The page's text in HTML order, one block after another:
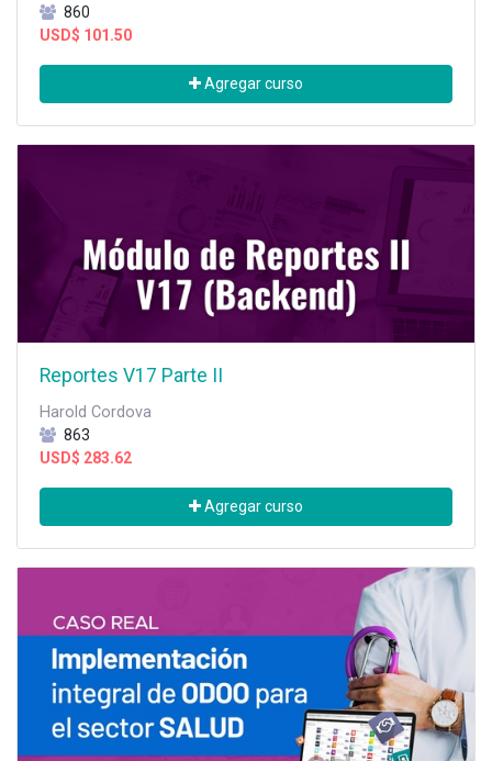
860
USD$ 101.50
Agregar curso
Reportes V17 Parte II
Harold Cordova
863
USD$ 283.62
Agregar curso